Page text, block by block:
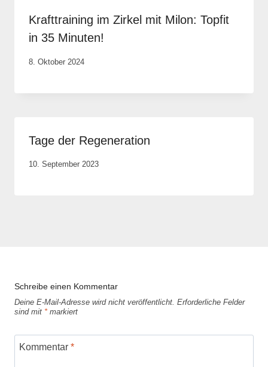
Krafttraining im Zirkel mit Milon: Topfit
in 35 Minuten!
Von
Krause
8. Oktober 2024
Tage der Regeneration
Von
10. September 2023
Schreibe einen Kommentar
Deine E-Mail-Adresse wird nicht veröffentlicht. Erforderliche Felder
sind mit *markiert
Kommentar *